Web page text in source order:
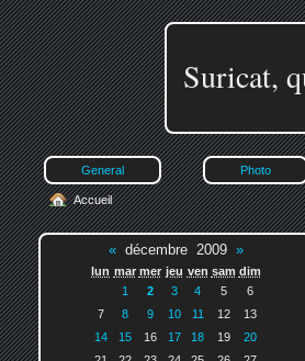
Suricat,
General Photo
Accueil
«décembre 2009 »
lun mar mer jeu ven sam dim
1
2 3 4 5
6
7
8 9 10 11 12
13
14
15 16 17 18 19
20